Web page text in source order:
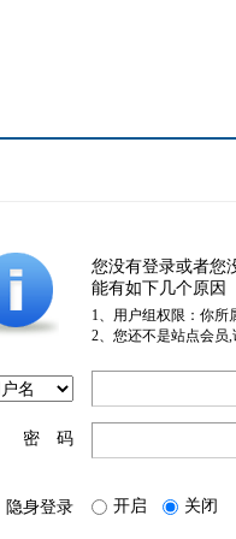
您没有登录或者您
能有如下几个原因
1、用户组权限：你所
2、您还不是站点会员
密 码
隐身登录 开启 关闭